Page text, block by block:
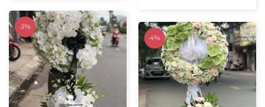
-3%
-4%